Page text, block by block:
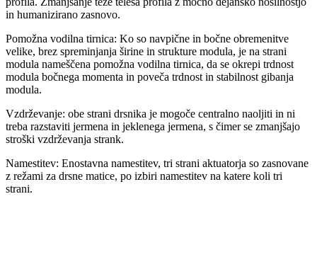
in humanizirano zasnovo.
Pomožna vodilna tirnica: Ko so navpične in bočne obremenitve
velike, brez spreminjanja širine in strukture modula, je na strani
modula nameščena pomožna vodilna tirnica, da se okrepi trdnost
modula bočnega momenta in poveča trdnost in stabilnost gibanja
modula.
Vzdrževanje: obe strani drsnika je mogoče centralno naoljiti in ni
treba razstaviti jermena in jeklenega jermena, s čimer se zmanjšajo
stroški vzdrževanja strank.
Namestitev: Enostavna namestitev, tri strani aktuatorja so zasnovane
z režami za drsne matice, po izbiri namestitev na katere koli tri
strani.